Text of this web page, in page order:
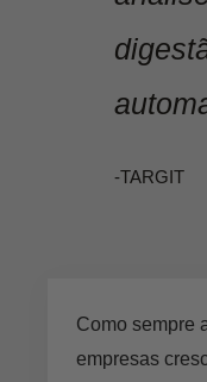
-TARGIT
Como sempre
empresas